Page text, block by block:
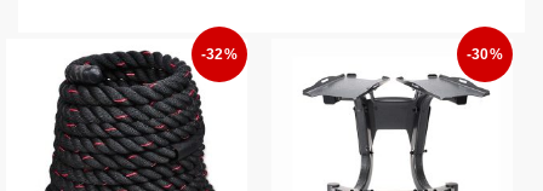
-30%
-32%